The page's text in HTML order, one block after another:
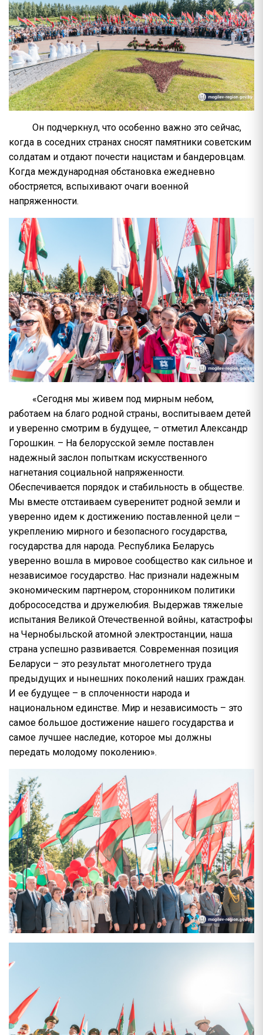
Он подчеркнул, что особенно важно это сейчас,
когда в соседних странах сносят памятники советским
солдатам и отдают почести нацистам и бандеровцам.
Когда международная обстановка ежедневно
обостряется, вспыхивают очаги военной
напряженности.
«Сегодня мы живем под мирным небом,
работаем на благо родной страны, воспитываем детей
и уверенно смотрим в будущее, – отметил Александр
Горошкин. – На белорусской земле поставлен
надежный заслон попыткам искусственного
нагнетания социальной напряженности.
Обеспечивается порядок и стабильность в обществе.
Мы вместе отстаиваем суверенитет родной земли и
уверенно идем к достижению поставленной цели –
укреплению мирного и безопасного государства,
государства для народа. Республика Беларусь
уверенно вошла в мировое сообщество как сильное и
независимое государство. Нас признали надежным
экономическим партнером, сторонником политики
добрососедства и дружелюбия. Выдержав тяжелые
испытания Великой Отечественной войны, катастрофы
на Чернобыльской атомной электростанции, наша
страна успешно развивается. Современная позиция
Беларуси – это результат многолетнего труда
предыдущих и нынешних поколений наших граждан.
И ее будущее – в сплоченности народа и
национальном единстве. Мир и независимость – это
самое большое достижение нашего государства и
самое лучшее наследие, которое мы должны
передать молодому поколению».